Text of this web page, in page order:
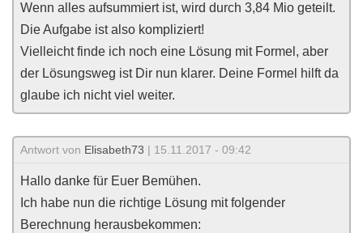
Wenn alles aufsummiert ist, wird durch 3,84 Mio geteilt.
Die Aufgabe ist also kompliziert!
Vielleicht finde ich noch eine Lösung mit Formel, aber
der Lösungsweg ist Dir nun klarer. Deine Formel hilft da
glaube ich nicht viel weiter.
Antwort von Elisabeth73 | 15.11.2017 - 09:42
Hallo danke für Euer Bemühen.
Ich habe nun die richtige Lösung mit folgender
Berechnung herausbekommen: